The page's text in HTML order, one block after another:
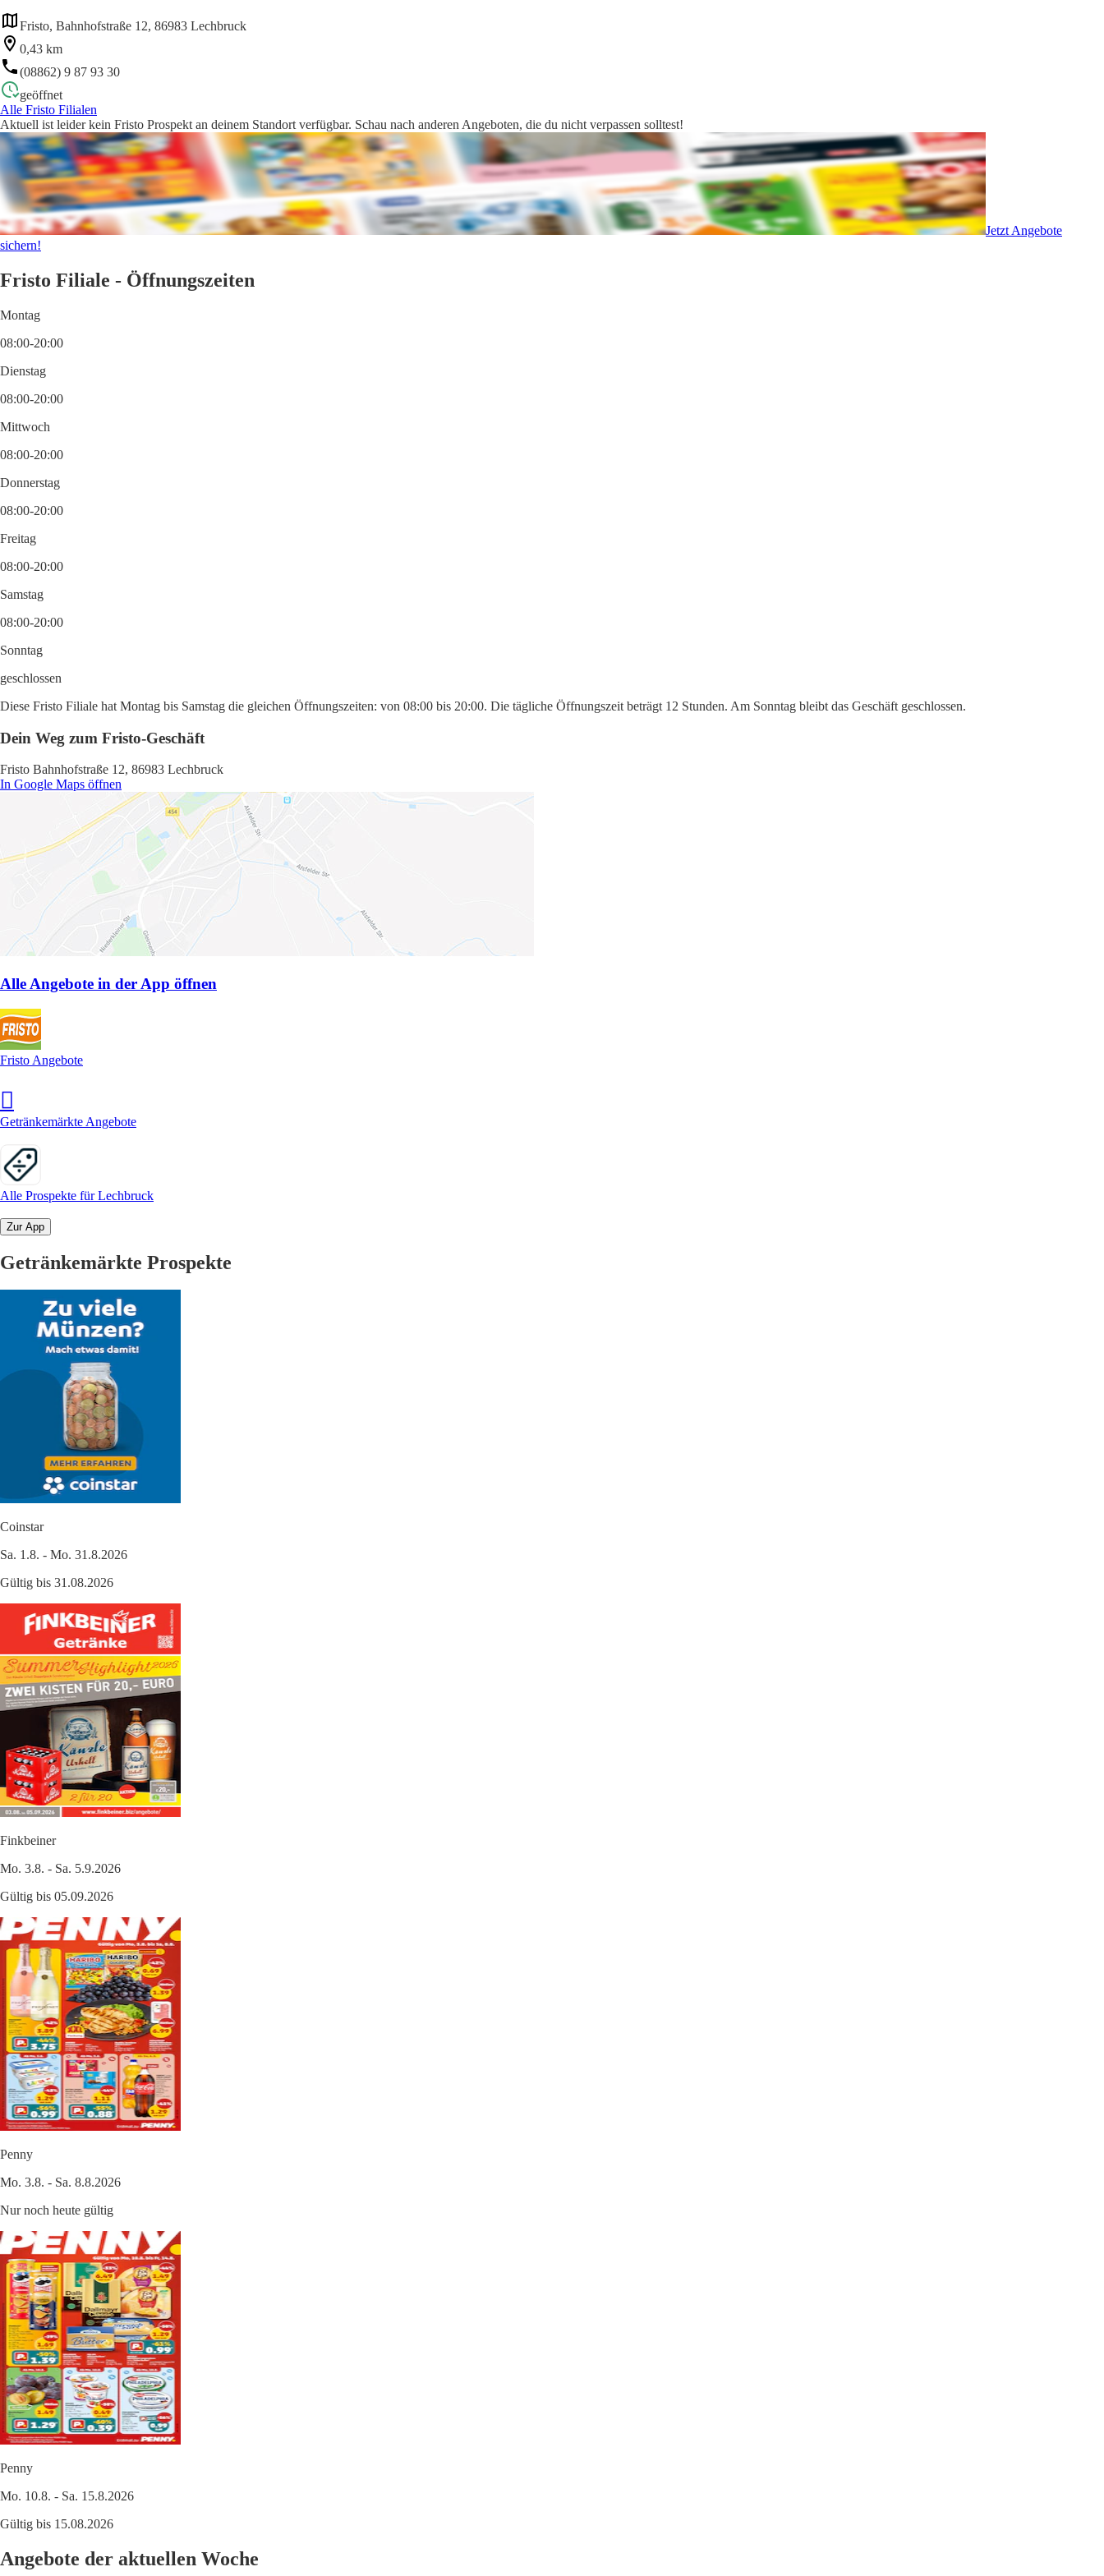
Fristo, Bahnhofstraße 12, 86983 Lechbruck
0,43 km
(08862) 9 87 93 30
geöffnet
Alle Fristo Filialen
Aktuell ist leider kein Fristo Prospekt an deinem Standort verfügbar. Schau nach anderen Angeboten, die du nicht verpassen solltest!
Jetzt Angebote
sichern!
Fristo Filiale - Öffnungszeiten
Montag
08:00-20:00
Dienstag
08:00-20:00
Mittwoch
08:00-20:00
Donnerstag
08:00-20:00
Freitag
08:00-20:00
Samstag
08:00-20:00
Sonntag
geschlossen
Diese Fristo Filiale hat Montag bis Samstag die gleichen Öffnungszeiten: von 08:00 bis 20:00. Die tägliche Öffnungszeit beträgt 12 Stunden. Am Sonntag bleibt das Geschäft geschlossen.
Dein Weg zum Fristo-Geschäft
Fristo Bahnhofstraße 12, 86983 Lechbruck
In Google Maps öffnen
Alle Angebote in der App öffnen
Fristo Angebote
Getränkemärkte Angebote
Alle Prospekte für Lechbruck
Zur App
Getränkemärkte Prospekte
Coinstar
Sa. 1.8. - Mo. 31.8.2026
Gültig bis 31.08.2026
Finkbeiner
Mo. 3.8. - Sa. 5.9.2026
Gültig bis 05.09.2026
Penny
Mo. 3.8. - Sa. 8.8.2026
Nur noch heute gültig
Penny
Mo. 10.8. - Sa. 15.8.2026
Gültig bis 15.08.2026
Angebote der aktuellen Woche